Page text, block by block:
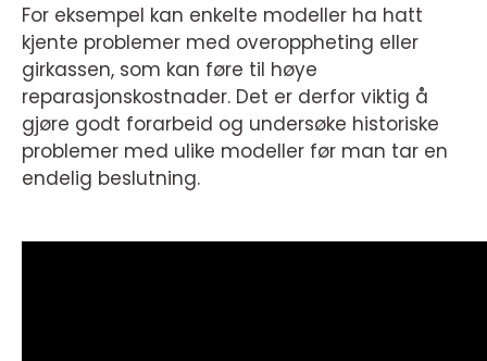
For eksempel kan enkelte modeller ha hatt
kjente problemer med overoppheting eller
girkassen, som kan føre til høye
reparasjonskostnader. Det er derfor viktig å
gjøre godt forarbeid og undersøke historiske
problemer med ulike modeller før man tar en
endelig beslutning.